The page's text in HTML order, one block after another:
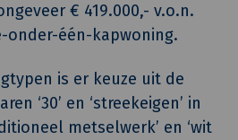
€ 419.000,- v.o.n.
onder-één-kapwoning.
is er keuze uit de
‘30’ en ‘streekeigen’ in
metselwerk’ en ‘wit